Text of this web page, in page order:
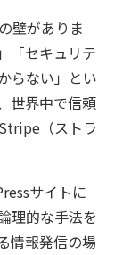
壁がありま
「セキュリテ
らない」とい
世界中で信頼
（ストラ
サイトに
理的な手法を
情報発信の場